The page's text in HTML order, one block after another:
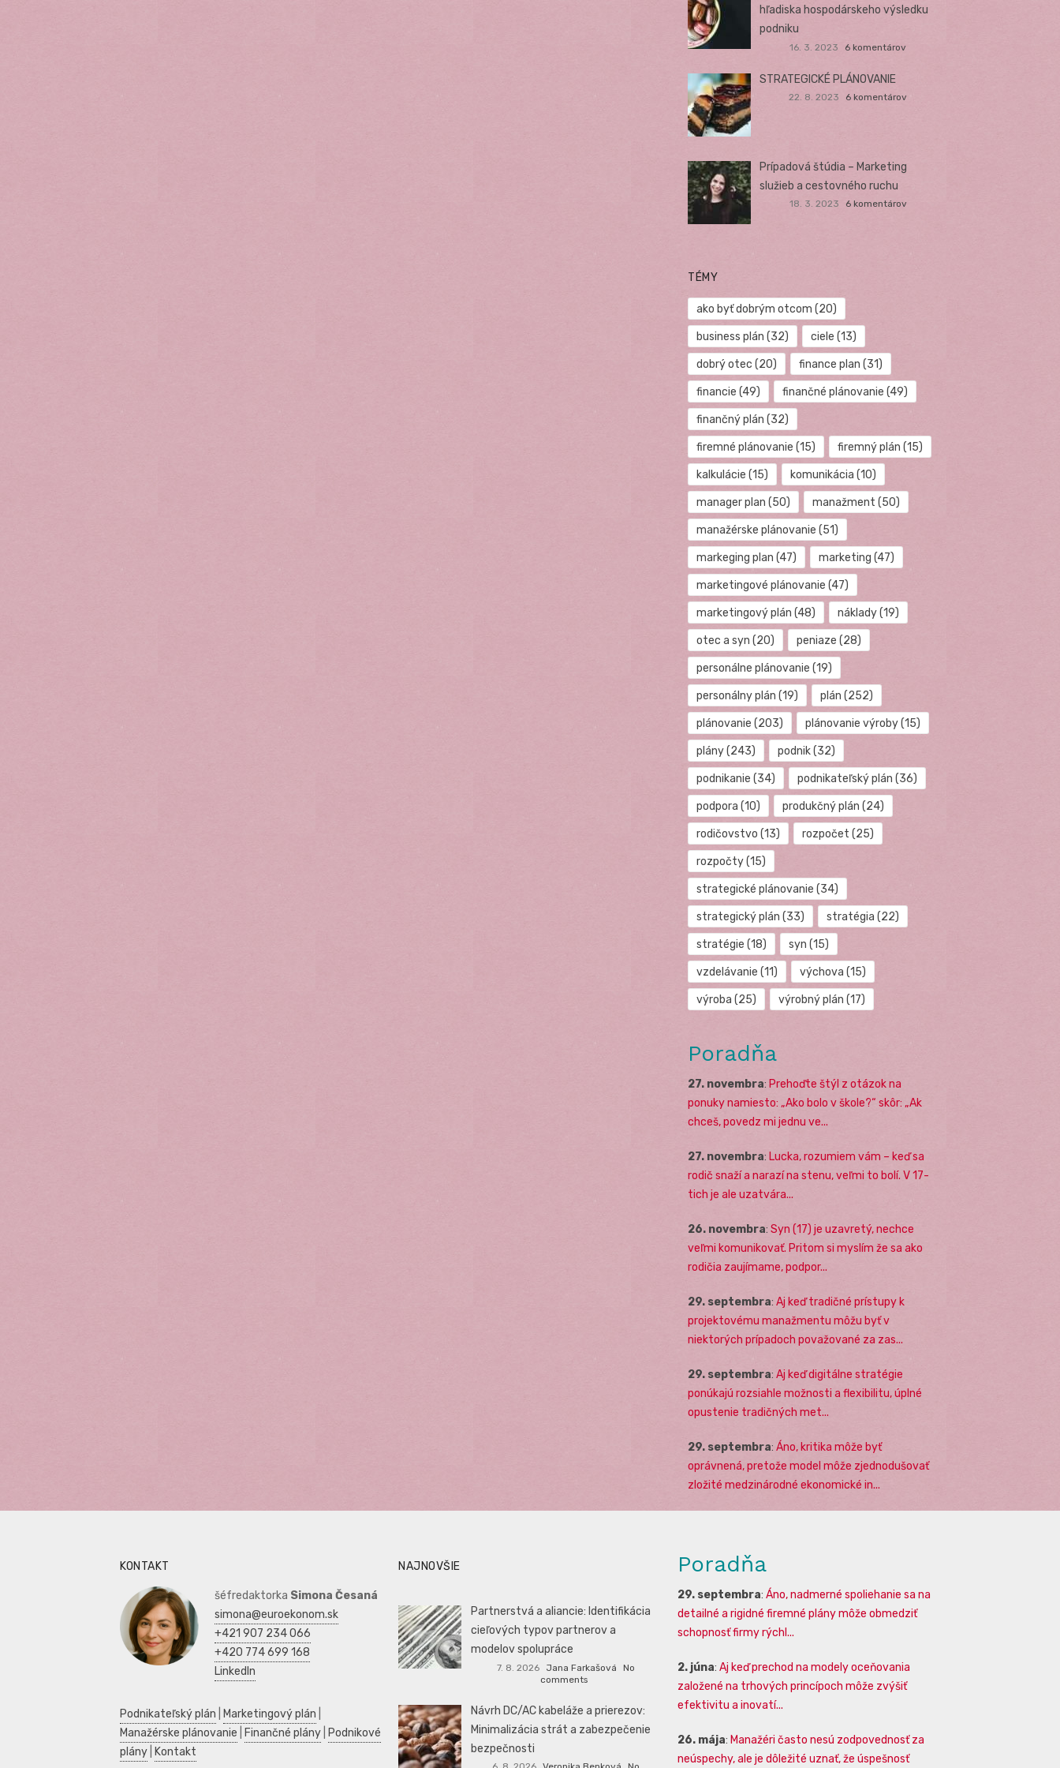
hľadiska hospodárskeho výsledku
podniku
16. 3. 2023 6 komentárov
STRATEGICKÉ PLÁNOVANIE
22. 8. 2023 6 komentárov
Prípadová štúdia – Marketing
služieb a cestovného ruchu
18. 3. 2023 6 komentárov
TÉMY
ako byť dobrým otcom (20)
business plán (32) ciele (13)
dobrý otec (20) finance plan (31)
financie (49) finančné plánovanie (49)
finančný plán (32)
firemné plánovanie (15) firemný plán (15)
kalkulácie (15) komunikácia (10)
manager plan (50) manažment (50)
manažérske plánovanie (51)
markeging plan (47) marketing (47)
marketingové plánovanie (47)
marketingový plán (48) náklady(19)
otec a syn (20) peniaze (28)
personálne plánovanie (19)
personálny plán (19) plán (252)
plánovanie (203) plánovanie výroby(15)
plány(243) podnik(32)
podnikanie (34) podnikateľský plán (36)
podpora (10) produkčný plán (24)
rodičovstvo (13) rozpočet (25)
rozpočty(15)
strategické plánovanie (34)
strategický plán (33) stratégia (22)
stratégie (18) syn (15)
vzdelávanie (11) výchova (15)
výroba (25) výrobný plán (17)
Poradňa
27. novembra: Prehoďte štýl z otázok na
ponuky namiesto: „Ako bolo v škole?“ skôr: „Ak
chceš, povedz mi jednu ve...
27. novembra: Lucka, rozumiem vám – keď sa
rodič snaží a narazí na stenu, veľmi to bolí. V 17-
tich je ale uzatvára...
26. novembra: Syn (17) je uzavretý, nechce
veľmi komunikovať. Pritom si myslím že sa ako
rodičia zaujímame, podpor...
29. septembra: Aj keď tradičné prístupy k
projektovému manažmentu môžu byť v
niektorých prípadoch považované za zas...
29. septembra: Aj keď digitálne stratégie
ponúkajú rozsiahle možnosti a flexibilitu, úplné
opustenie tradičných met...
29. septembra: Áno, kritika môže byť
oprávnená, pretože model môže zjednodušovať
zložité medzinárodné ekonomické in...
KONTAKT
šéfredaktorka Simona Česaná
simona@euroekonom.sk
+421 907 234 066
+420 774 699 168
LinkedIn
Podnikateľský plán Marketingový plán
Manažérske plánovanie
Finančné plány
Podnikové
plány
Kontakt
NAJNOVŠIE
Partnerstvá a aliancie: Identifikácia
cieľových typov partnerov a
modelov spolupráce
7. 8. 2026 Jana Farkašová
No
comments
Návrh DC/AC kabeláže a prierezov:
Minimalizácia strát a zabezpečenie
bezpečnosti
Poradňa
29. septembra: Áno, nadmerné spoliehanie sa na
detailné a rigidné firemné plány môže obmedziť
schopnosť firmy rýchl...
2. júna: Aj keď prechod na modely oceňovania
založené na trhových princípoch môže zvýšiť
efektivitu a inovatí...
26. mája: Manažéri často nesú zodpovednosť za
neúspechy, ale je dôležité uznať, že úspešnosť